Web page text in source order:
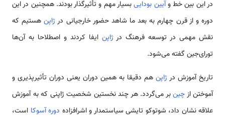
در این بین خط وآیین بوداییبسیار مهم و تأثیرگذار بودند. همچنین در این
دوره و از قرن چهارم به بعد ما شاهد حضور خارجیانی در ژاپنهستیم که
نقش مهمی در توسعه فرهنگ در ژاپن ایفا کردند و اصطلاحا به آن‌ها
تورای‌جین گفته می‌شود.
تاریخ آموزش در ژاپن هم دقیقا به همین دوران یعنی دوران تأثیرپذیری و
آموختن ازچینبر می‌گردد. هر چند نخستین شخصیت ژاپنی که به آموزش
علاقه نشان داد، شوتوکو تایشی سیاستمدار و اشرافزاده دوره آسوکا است،